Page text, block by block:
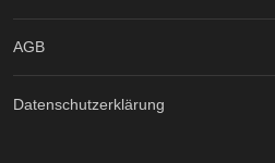
AGB
Datenschutzerklärung